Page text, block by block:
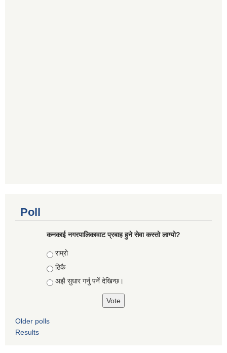
Poll
कनकाई नगरपालिकावाट प्रबाह हुने सेवा कस्तो लाग्यो?
Choices
राम्रो
ठिकै
अझै सुधार गर्नु पर्ने देखिन्छ।
Older polls
Results